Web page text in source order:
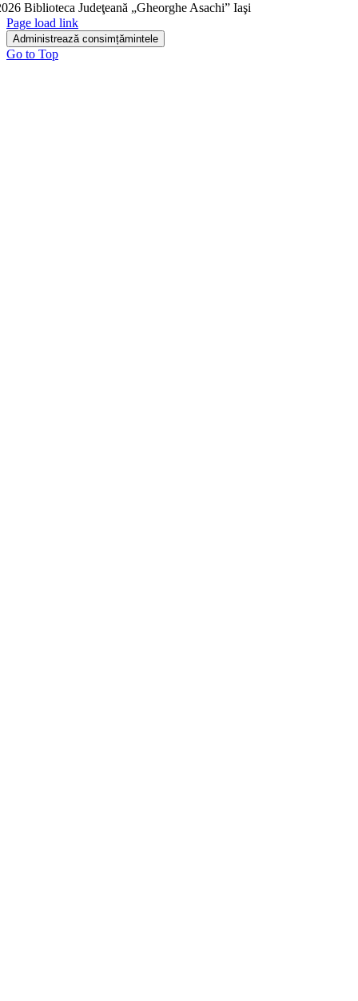
Biblioteca Judeţeană „Gheorghe Asachi” Iaşi
Page load link
Administrează consimțămintele
Go to Top